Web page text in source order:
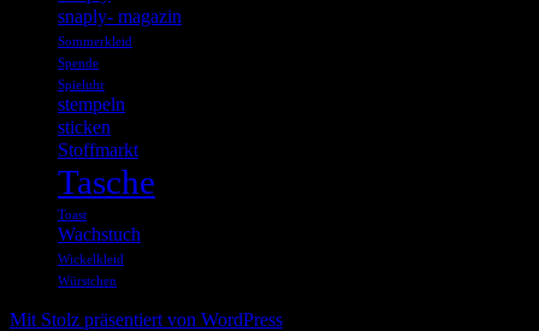
snaply- magazin
Sommerkleid
Spende
Spieluhr
stempeln
sticken
Stoffmarkt
Tasche
Toast
Wachstuch
Wickelkleid
Würstchen
Mit Stolz präsentiert von WordPress